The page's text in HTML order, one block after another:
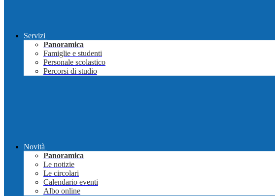
Servizi
Panoramica
Famiglie e studenti
Personale scolastico
Percorsi di studio
Novità
Panoramica
Le notizie
Le circolari
Calendario eventi
Albo online